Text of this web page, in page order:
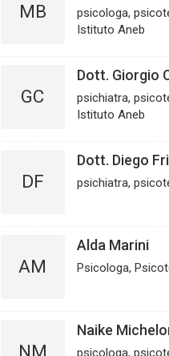
MB
psicologa,
Istituto Aneb
GC
Dott. Giorgio
psichiatra,
Istituto Aneb
DF
Dott. Diego
psichiatra,
AM
Alda Marini
Psicologa,
NM
Naike
psicologa,